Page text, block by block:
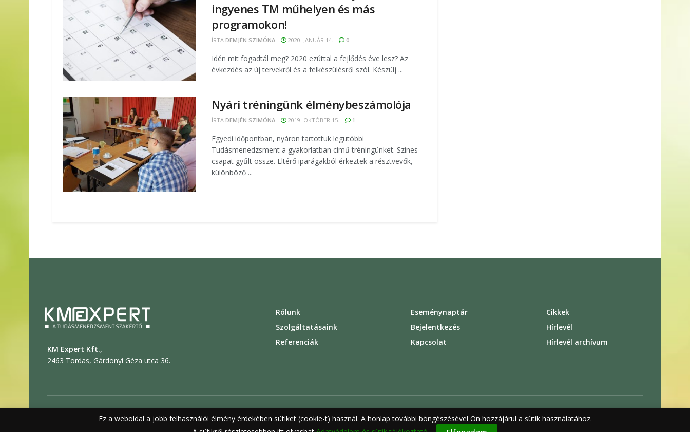
ingyenes TM műhelyen és más
programokon!
ÍRTA DEMJÉN SZIMÓNA 2020. JANUÁR 14. 0
Idén mit fogadtál meg? 2020 ezúttal a fejlődés éve lesz? Az
évkezdés az új tervekről és a felkészülésről szól. Készülj ...
Nyári tréningünk élménybeszámolója
ÍRTA DEMJÉN SZIMÓNA 2019. OKTÓBER 15. 1
Egyedi időpontban, nyáron tartottuk legutóbbi
Tudásmenedzsment a gyakorlatban című tréningünket. Színes
csapat gyűlt össze. Eltérő iparágakból érkeztek a résztvevők,
különböző ...
KM Expert Kft.,
2463 Tordas, Gárdonyi Géza utca 36.
Rólunk
Szolgáltatásaink
Referenciák
Eseménynaptár
Bejelentkezés
Kapcsolat
Cikkek
Hírlevél
Hírlevél archívum
© 2019 KM EXPERT Általános szerződési feltételek Felhasználási feltételek Adatvédelem
Ez a weboldal a jobb felhasználói élmény érdekében sütiket (cookie-t) használ. A honlap további böngészésével Ön hozzájárul a sütik használatához.